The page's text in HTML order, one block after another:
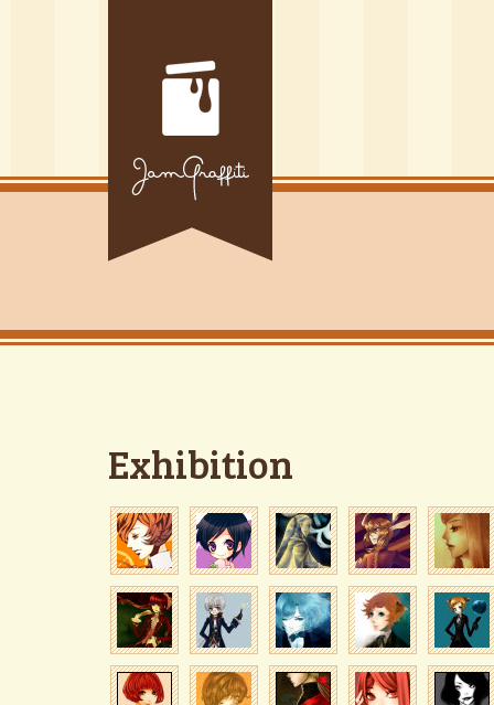
Exhibition